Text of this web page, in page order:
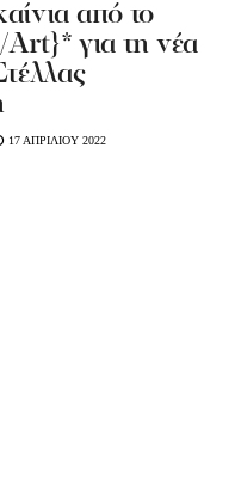
από το
για τη νέα
17 ΑΠΡΙΛΙΟΥ 2022